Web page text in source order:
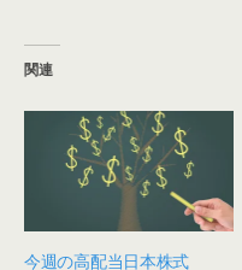
関連
今週の高配当日本株式